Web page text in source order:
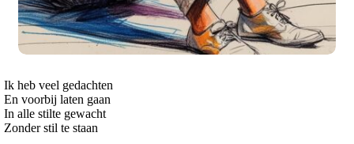
Ik heb veel gedachten
En voorbij laten gaan
In alle stilte gewacht
Zonder stil te staan